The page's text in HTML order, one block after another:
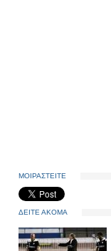
ΜΟΙΡΑΣΤΕΙΤΕ
ΔΕΙΤΕ ΑΚΟΜΑ